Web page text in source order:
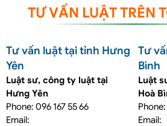
TƯ VẤN LUẬT TRÊN
Tư vấn luật tại tỉnh Hưng
Yên
Luật sư, công ty luật tại
Hưng Yên
Phone: 096 167 55 66
Email:
Tư
Bình
Luật
Hoà
Email: